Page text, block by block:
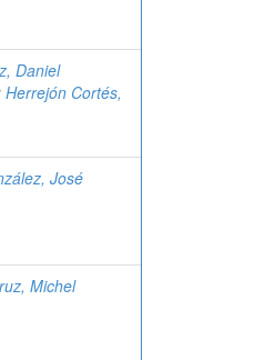
Daniel
Herrejón Cortés,
José
Michel